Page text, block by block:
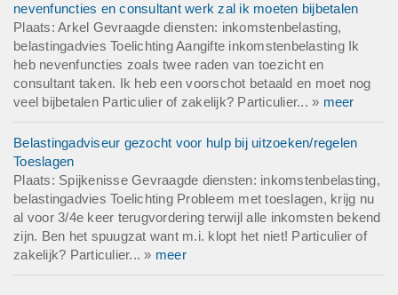
nevenfuncties en consultant werk zal ik moeten bijbetalen
Plaats: Arkel Gevraagde diensten: inkomstenbelasting,
belastingadvies Toelichting Aangifte inkomstenbelasting Ik
heb nevenfuncties zoals twee raden van toezicht en
consultant taken. Ik heb een voorschot betaald en moet nog
veel bijbetalen Particulier of zakelijk? Particulier... » meer
Belastingadviseur gezocht voor hulp bij uitzoeken/regelen
Toeslagen
Plaats: Spijkenisse Gevraagde diensten: inkomstenbelasting,
belastingadvies Toelichting Probleem met toeslagen, krijg nu
al voor 3/4e keer terugvordering terwijl alle inkomsten bekend
zijn. Ben het spuugzat want m.i. klopt het niet! Particulier of
zakelijk? Particulier... » meer